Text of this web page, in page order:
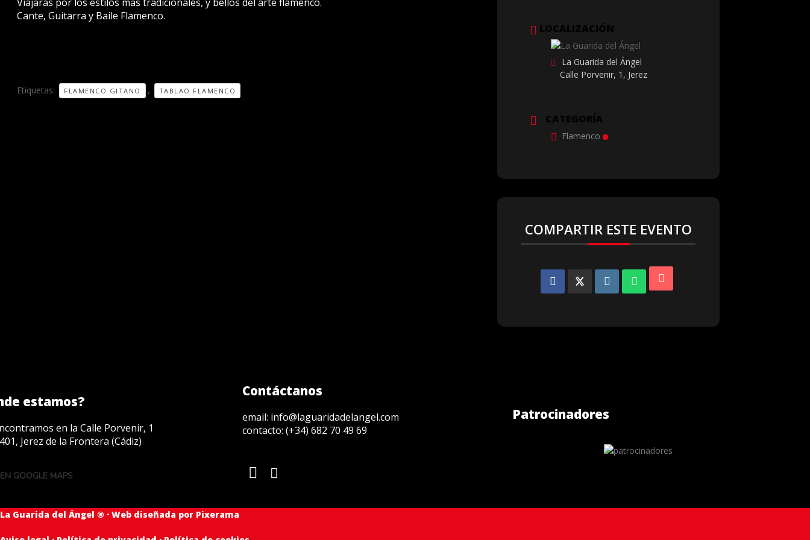
Cante, Guitarra y Baile Flamenco.
Etiquetas: FLAMENCO GITANO , TABLAO FLAMENCO
LOCALIZACIÓN
La Guarida del Ángel
Calle Porvenir, 1, Jerez
CATEGORÍA
Flamenco
COMPARTIR ESTE EVENTO
estamos?
en la Calle Porvenir, 1
Jerez de la Frontera (Cádiz)
GOOGLE MAPS
Contáctanos
email: info@laguaridadelangel.com
contacto: (+34) 682 70 49 69
Patrocinadores
La Guarida del Ángel ® · Web diseñada por Pixerama